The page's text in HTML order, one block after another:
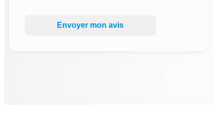
Envoyer mon avis